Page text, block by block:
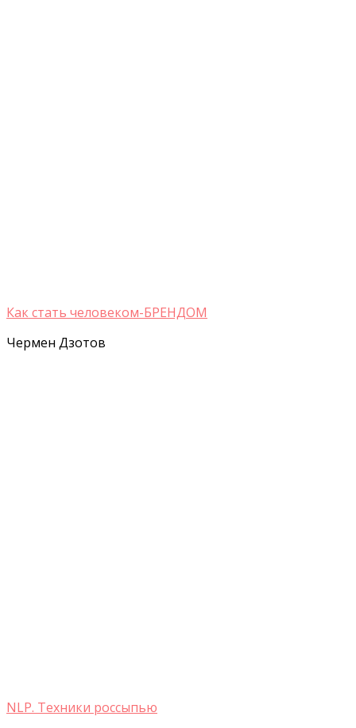
Как стать человеком-БРЕНДОМ
Чермен Дзотов
NLP. Техники россыпью